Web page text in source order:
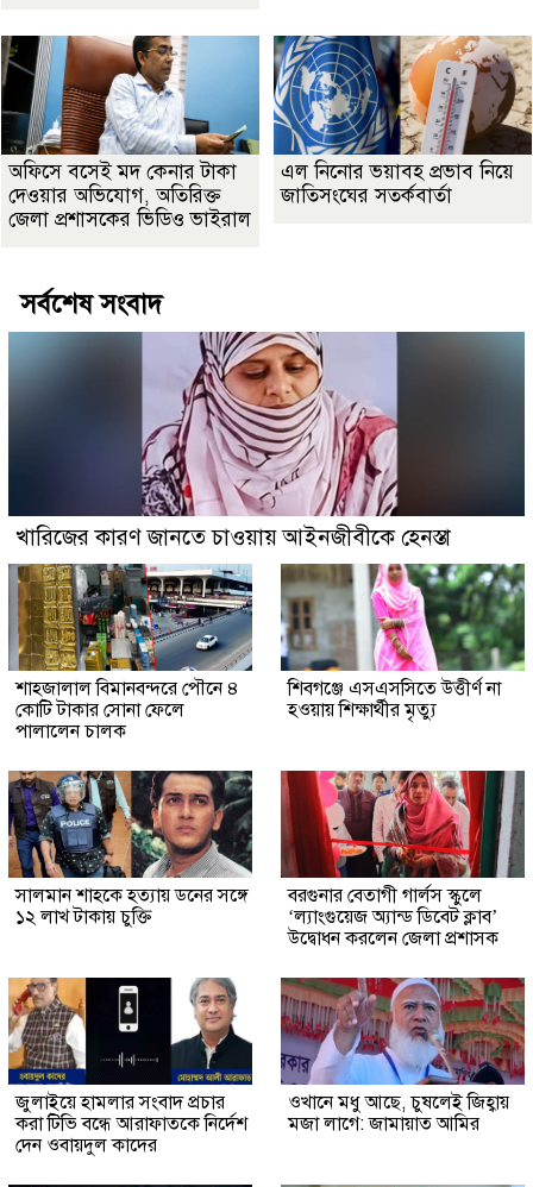
অফিসে বসেই মদ কেনার টাকা
দেওয়ার অভিযোগ, অতিরিক্ত
জেলা প্রশাসকের ভিডিও ভাইরাল
এল নিনোর ভয়াবহ প্রভাব নিয়ে
জাতিসংঘের সতর্কবার্তা
সর্বশেষ সংবাদ
খারিজের কারণ জানতে চাওয়ায় আইনজীবীকে হেনস্তা
শাহজালাল বিমানবন্দরে পৌনে ৪
কোটি টাকার সোনা ফেলে
পালালেন চালক
শিবগঞ্জে এসএসসিতে উত্তীর্ণ না
হওয়ায় শিক্ষার্থীর মৃত্যু
সালমান শাহকে হত্যায় ডনের সঙ্গে
১২ লাখ টাকায় চুক্তি
বরগুনার বেতাগী গার্লস স্কুলে
‘ল্যাংগুয়েজ অ্যান্ড ডিবেট ক্লাব’
উদ্বোধন করলেন জেলা প্রশাসক
জুলাইয়ে হামলার সংবাদ প্রচার
করা টিভি বন্ধে আরাফাতকে নির্দেশ
দেন ওবায়দুল কাদের
ওখানে মধু আছে, চুষলেই জিহ্বায়
মজা লাগে: জামায়াত আমির